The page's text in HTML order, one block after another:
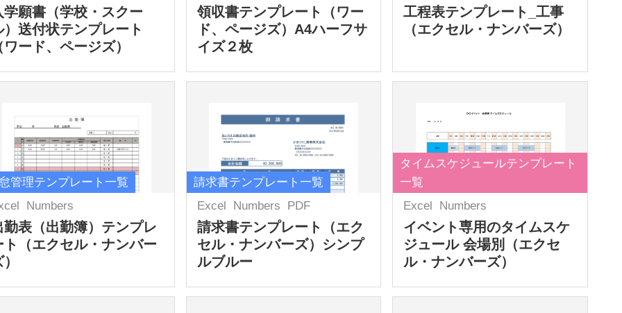
学願書（学校・スクー
）送付状テンプレート
ワード、ページズ）
領収書テンプレート（ワー
ド、ページズ）A4ハーフサ
イズ２枚
工程表テンプレート_工事
（エクセル・ナンバーズ）
管理テンプレート一覧
Numbers
勤表（出勤簿）テンプレ
ト（エクセル・ナンバー
請求書テンプレート一覧
Excel
Numbers PDF
請求書テンプレート（エク
セル・ナンバーズ）シンプ
ルブルー
タイムスケジュールテンプレート
一覧
Excel
Numbers
イベント専用のタイムスケ
ジュール 会場別（エクセ
ル・ナンバーズ）